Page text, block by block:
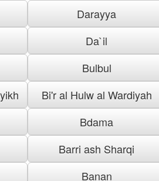
Darayya
Da`il
Bulbul
Bi'r al Hulw al Wardiyah
Bdama
Barri ash Sharqi
Banan